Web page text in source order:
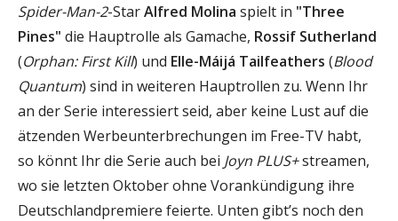
Spider-Man-2-StarAlfred Molina spielt in "Three
Pines" die Hauptrolle als Gamache, Rossif Sutherland
(Orphan: First Kill) und Elle-Máijá Tailfeathers (Blood
Quantum) sind in weiteren Hauptrollen zu. Wenn Ihr
an der Serie interessiert seid, aber keine Lust auf die
ätzenden Werbeunterbrechungen im Free-TV habt,
so könnt Ihr die Serie auch bei Joyn PLUS+streamen,
wo sie letzten Oktober ohne Vorankündigung ihre
Deutschlandpremiere feierte. Unten gibt’s noch den